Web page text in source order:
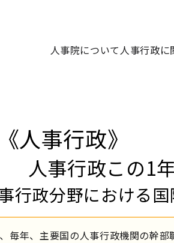
人事院について 人事行政に
事行政》
人事行政この1
政分野における国
年、主要国の人事行政機関の幹部